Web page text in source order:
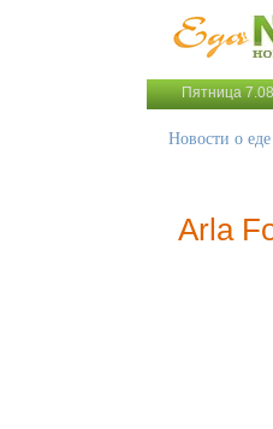
Пятница
Новости о еде
Arla